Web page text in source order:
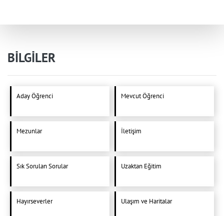
BİLGİLER
Aday Öğrenci Mevcut Öğrenci
Mezunlar İletişim
Sık Sorulan Sorular Uzaktan Eğitim
Hayırseverler Ulaşım ve Haritalar